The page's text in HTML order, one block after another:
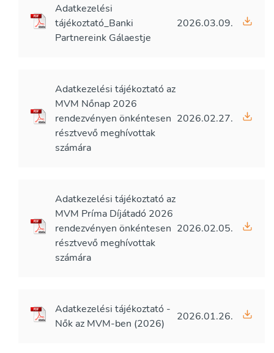
Adatkezelési
tájékoztató_Banki
Partnereink Gálaestje
2026.03.09.
Adatkezelési tájékoztató az
MVM Nőnap 2026
rendezvényen önkéntesen
résztvevő meghívottak
számára
2026.02.27.
Adatkezelési tájékoztató az
MVM Príma Díjátadó 2026
rendezvényen önkéntesen
résztvevő meghívottak
számára
2026.02.05.
Adatkezelési tájékoztató -
Nők az MVM-ben (2026)
2026.01.26.